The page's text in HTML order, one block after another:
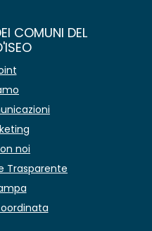
COMUNI DEL
noi
Trasparente